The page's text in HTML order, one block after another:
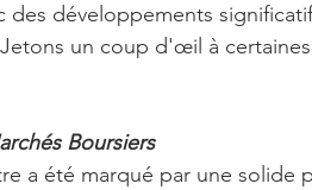
des développements
un coup d'œil à
Boursiers
a été marqué par une solide